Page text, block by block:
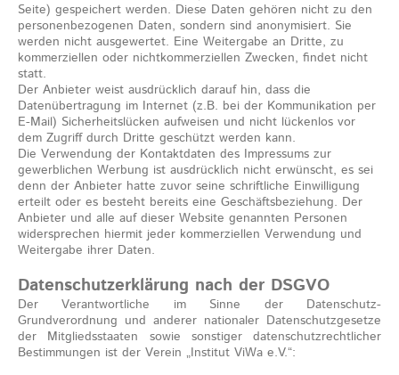
Seite) gespeichert werden. Diese Daten gehören nicht zu den
personenbezogenen Daten, sondern sind anonymisiert. Sie
werden nicht ausgewertet. Eine Weitergabe an Dritte, zu
kommerziellen oder nichtkommerziellen Zwecken, findet nicht
statt.
Der Anbieter weist ausdrücklich darauf hin, dass die
Datenübertragung im Internet (z.B. bei der Kommunikation per
E-Mail) Sicherheitslücken aufweisen und nicht lückenlos vor
dem Zugriff durch Dritte geschützt werden kann.
Die Verwendung der Kontaktdaten des Impressums zur
gewerblichen Werbung ist ausdrücklich nicht erwünscht, es sei
denn der Anbieter hatte zuvor seine schriftliche Einwilligung
erteilt oder es besteht bereits eine Geschäftsbeziehung. Der
Anbieter und alle auf dieser Website genannten Personen
widersprechen hiermit jeder kommerziellen Verwendung und
Weitergabe ihrer Daten.
Datenschutzerklärung nach der DSGVO
Der Verantwortliche im Sinne der Datenschutz-
Grundverordnung und anderer nationaler Datenschutzgesetze
der Mitgliedsstaaten sowie sonstiger datenschutzrechtlicher
Bestimmungen ist der Verein „Institut ViWa e.V.“: